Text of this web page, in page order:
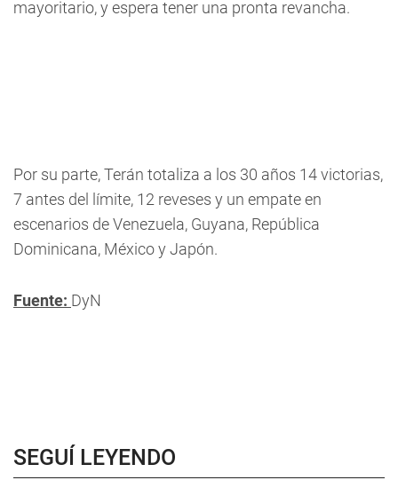
mayoritario, y espera tener una pronta revancha.
Por su parte, Terán totaliza a los 30 años 14 victorias,
7 antes del límite, 12 reveses y un empate en
escenarios de Venezuela, Guyana, República
Dominicana, México y Japón.
Fuente: DyN
SEGUÍ LEYENDO